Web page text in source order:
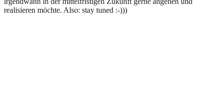
realisieren möchte. Also: stay tuned :-)))